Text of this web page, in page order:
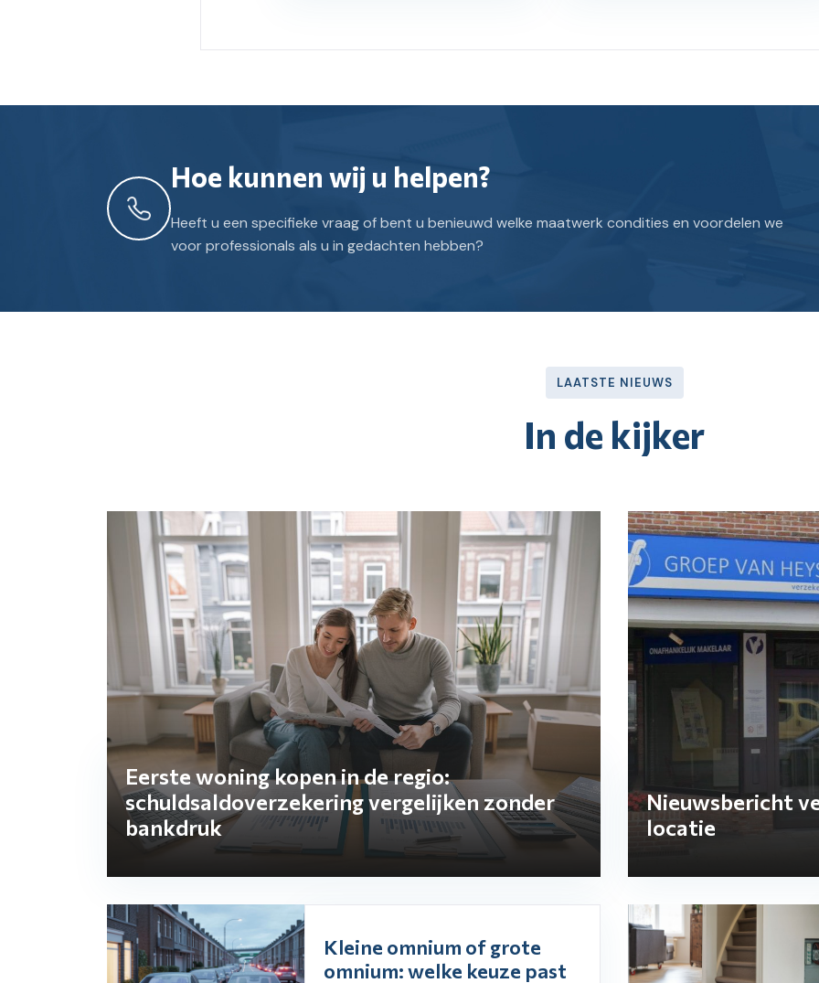
Hoe kunnen wij u helpen?
Heeft u een specifieke vraag of bent u benieuwd welke maatwerk condities en voordelen we
voor professionals als u in gedachten hebben?
LAATSTE NIEUWS
In de kijker
Eerste woning kopen in de regio:
schuldsaldoverzekering vergelijken zonder
bankdruk
Nieuwsbericht
locatie
Kleine omnium of grote
omnium: welke keuze past